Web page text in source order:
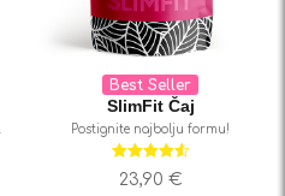
Best Seller
SlimFit Čaj
Postignite najbolju formu!
Ocjenjeno
4.59od 5
23,90 €